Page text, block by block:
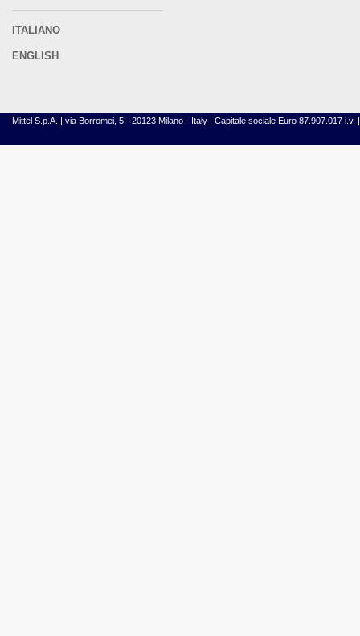
ITALIANO
ENGLISH
Mittel S.p.A. | via Borromei, 5 - 20123 Milano - Italy | Capitale sociale Euro 87.907.017